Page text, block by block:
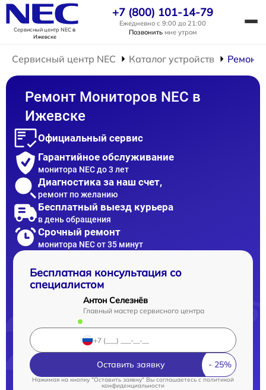
Сервисный центр NECв
Ижевске
+7 (800) 101-14-79
Ежедневно с 9:00 до 21:00
Позвонить мне утром
Сервисный центр NEC Каталог устройств Ремонт
Ремонт Мониторов NEC в
Ижевске
Официальный сервис
Гарантийное обслуживание
монитора NEC до 3 лет
Диагностика за наш счет,
ремонт по желанию
Бесплатный выезд курьера
в день обращения
Срочный ремонт
монитора NEC от 35 минут
Бесплатная консультация со
специалистом
Антон Селезнёв
Главный мастер сервисного центра
Оставить заявку
Нажимая на кнопку "Оставить заявку" Вы соглашаетесь cполитикой
конфиденциальности